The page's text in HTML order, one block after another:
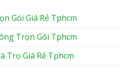
Gói Giá Rẻ Tphcm
Trọn Gói Tphcm
Trọ Giá Rẻ Tphcm